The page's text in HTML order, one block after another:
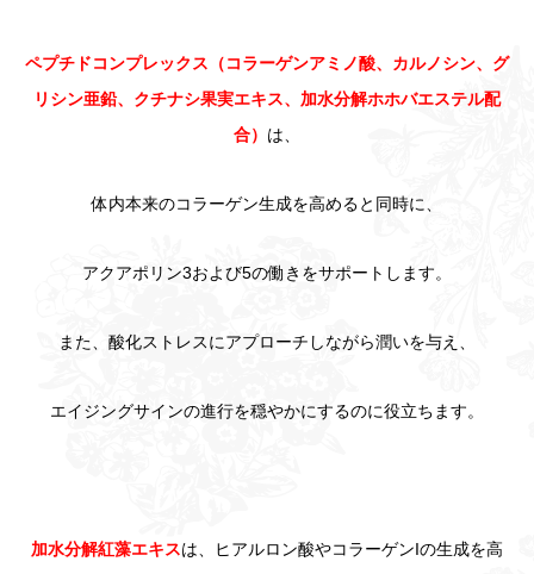
ペプチドコンプレックス（コラーゲンアミノ酸、カルノシン、グ
リシン亜鉛、クチナシ果実エキス、加水分解ホホバエステル配
合） は、
体内本来のコラーゲン生成を高めると同時に
アクアポリン3および5の働きをサポートします。
また、酸化ストレスにアプローチしながら潤いを与え、
エイジングサインの進行を穏やかにするのに役立ちます。
加水分解紅藻エキスは、ヒアルロン酸やコラーゲンIの生成を高